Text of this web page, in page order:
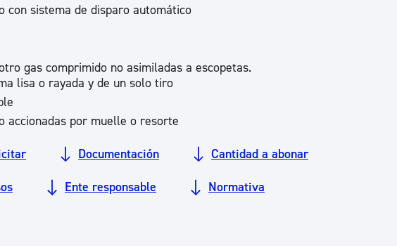
Avisos
Calendario fiscal
con sistema de disparo automático
gas comprimido no asimiladas a escopetas.
lisa o rayada y de un solo tiro
accionadas por muelle o resorte
Documentación Cantidad a abonar
Ente responsable Normativa